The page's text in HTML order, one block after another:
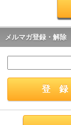
メルマガ登録・解除